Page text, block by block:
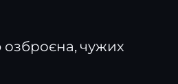
озброєна, чужих